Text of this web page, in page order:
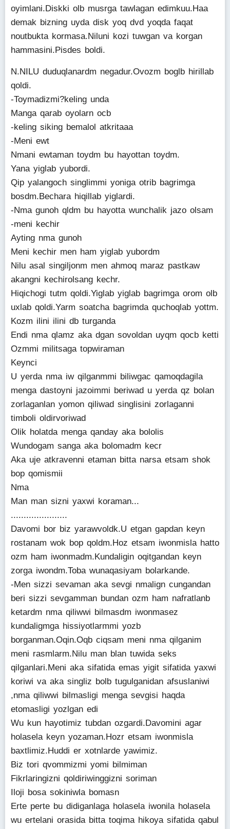
oyimlani.Diskki olb musrga tawlagan edimkuu.Haa
demak bizning uyda disk yoq dvd yoqda faqat
noutbukta kormasa.Niluni kozi tuwgan va korgan
hammasini.Pisdes boldi.
N.NILU duduqlanardm negadur.Ovozm boglb hirillab
qoldi.
-Toymadizmi?keling unda
Manga qarab oyolarn ocb
-keling siking bemalol atkritaaa
-Meni ewt
Nmani ewtaman toydm bu hayottan toydm.
Yana yiglab yubordi.
Qip yalangoch singlimmi yoniga otrib bagrimga
bosdm.Bechara hiqillab yiglardi.
-Nma gunoh qldm bu hayotta wunchalik jazo olsam
-meni kechir
Ayting nma gunoh
Meni kechir men ham yiglab yubordm
Nilu asal singiljonm men ahmoq maraz pastkaw
akangni kechirolsang kechr.
Hiqichogi tutm qoldi.Yiglab yiglab bagrimga orom olb
uxlab qoldi.Yarm soatcha bagrimda quchoqlab yottm.
Kozm ilini ilini db turganda
Endi nma qlamz aka dgan sovoldan uyqm qocb ketti
Ozmmi militsaga topwiraman
Keynci
U yerda nma iw qilganmmi biliwgac qamoqdagila
menga dastoyni jazoimmi beriwad u yerda qz bolan
zorlaganlan yomon qiliwad singlisini zorlaganni
timboli oldirvoriwad
Olik holatda menga qanday aka bololis
Wundogam sanga aka bolomadm kecr
Aka uje atkravenni etaman bitta narsa etsam shok
bop qomismii
Nma
Man man sizni yaxwi koraman...
......................
Davomi bor biz yarawvoldk.U etgan gapdan keyn
rostanam wok bop qoldm.Hoz etsam iwonmisla hatto
ozm ham iwonmadm.Kundaligin oqitgandan keyn
zorga iwondm.Toba wunaqasiyam bolarkande.
-Men sizzi sevaman aka sevgi nmalign cungandan
beri sizzi sevgamman bundan ozm ham nafratlanb
ketardm nma qiliwwi bilmasdm iwonmasez
kundaligmga hissiyotlarmmi yozb
borganman.Oqin.Oqb ciqsam meni nma qilganim
meni rasmlarm.Nilu man blan tuwida seks
qilganlari.Meni aka sifatida emas yigit sifatida yaxwi
koriwi va aka singliz bolb tugulganidan afsuslaniwi
,nma qiliwwi bilmasligi menga sevgisi haqda
etomasligi yozlgan edi
Wu kun hayotimiz tubdan ozgardi.Davomini agar
holasela keyn yozaman.Hozr etsam iwonmisla
baxtlimiz.Huddi er xotnlarde yawimiz.
Biz tori qvommizmi yomi bilmiman
Fikrlaringizni qoldiriwinggizni soriman
Iloji bosa sokiniwla bomasn
Erte perte bu didiganlaga holasela iwonila holasela
wu ertelani orasida bitta toqima hikoya sifatida qabul